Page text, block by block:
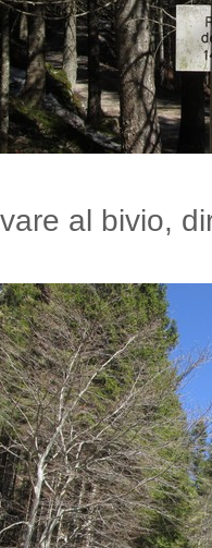
al bivio,